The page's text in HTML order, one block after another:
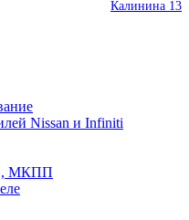
Калинина 13
Nissan и Infiniti
МКПП